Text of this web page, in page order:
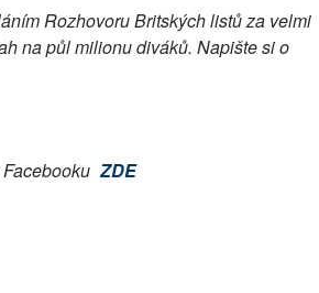
Rozhovoru Britských listů za velmi
na půl milionu diváků. Napište si o
ZDE